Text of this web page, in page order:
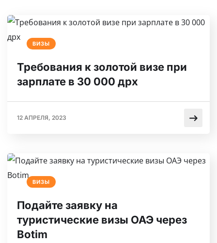
ВИЗЫ
Требования к золотой визе при
зарплате в 30 000 дрх
12 АПРЕЛЯ, 2023
ВИЗЫ
Подайте заявку на
туристические визы ОАЭ через
Botim